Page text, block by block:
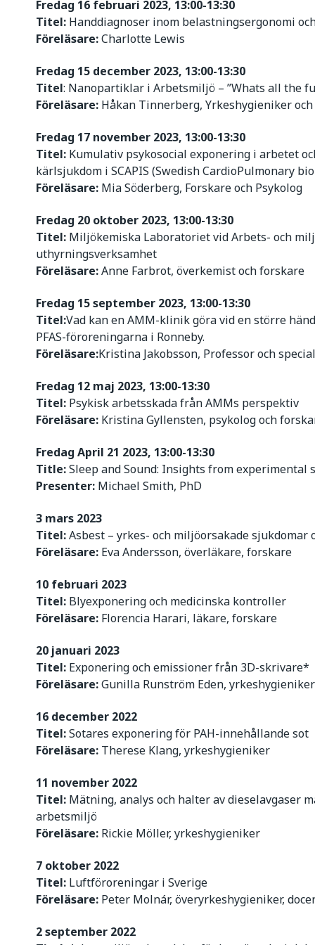
Fredag 16 februari 2023, 13:00-13:30
Titel: Handdiagnoser inom belastningsergonomi
Föreläsare:Charlotte Lewis
Fredag 15 december 2023, 13:00-13:30
Titel: Nanopartiklar i Arbetsmiljö – ”Whats all the
Föreläsare: Håkan Tinnerberg, Yrkeshygieniker
Fredag 17 november 2023, 13:00-13:30
Titel: Kumulativ psykosocial exponering i arbetet
kärlsjukdom i SCAPIS (Swedish CardioPulmonary
Föreläsare: Mia Söderberg, Forskare och Psykolog
Fredag 20 oktober 2023, 13:00-13:30
Titel: Miljökemiska Laboratoriet vid Arbets- och
uthyrningsverksamhet
Föreläsare:Anne Farbrot, överkemist och forskare
Fredag 15 september 2023, 13:00-13:30
Titel:Vad kan en AMM-klinik göra vid en större
PFAS-föroreningarna i Ronneby.
Föreläsare:Kristina Jakobsson, Professor och
Fredag 12 maj 2023, 13:00-13:30
Titel: Psykisk arbetsskada från AMMs perspektiv
Föreläsare: Kristina Gyllensten, psykolog och
Fredag April 21 2023, 13:00-13:30
Title:Sleep and Sound: Insights from experimental
Presenter: Michael Smith, PhD
3 mars 2023
Titel:Asbest – yrkes- och miljöorsakade sjukdomar
Föreläsare: Eva Andersson, överläkare, forskare
10 februari 2023
Titel: Blyexponering och medicinska kontroller
Föreläsare: Florencia Harari, läkare, forskare
20 januari 2023
Titel: Exponering och emissioner från 3D-skrivare*
Föreläsare:Gunilla Runström Eden, yrkeshygieniker
16 december 2022
Titel:Sotares exponering för PAH-innehållande sot
Föreläsare: Therese Klang, yrkeshygieniker
11 november 2022
Titel: Mätning, analys och halter av dieselavgaser
arbetsmiljö
Föreläsare: Rickie Möller, yrkeshygieniker
7 oktober 2022
Titel: Luftföroreningar i Sverige
Föreläsare: Peter Molnár, överyrkeshygieniker,
2 september 2022